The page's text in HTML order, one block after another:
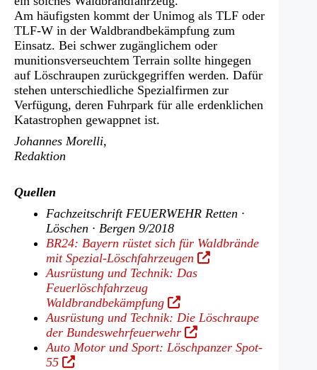
Am häufigsten kommt der Unimog als TLF oder
TLF-W in der Waldbrandbekämpfung zum
Einsatz. Bei schwer zugänglichem oder
munitionsverseuchtem Terrain sollte hingegen
auf Löschraupen zurückgegriffen werden. Dafür
stehen unterschiedliche Spezialfirmen zur
Verfügung, deren Fuhrpark für alle erdenklichen
Katastrophen gewappnet ist.
Johannes Morelli,
Redaktion
Quellen
Fachzeitschrift FEUERWEHR Retten ·
Löschen · Bergen 9/2018
BR24: Bayern rüstet sich für Waldbrände
mit Spezial-Löschfahrzeugen (Öffnet
in
Tab)
Ausrüstung und Technik: Das
Feuerlöschfahrzeug
Waldbrandbekämpfung(Öffnet
in
einem
neuen
Ausrüstung und Technik: Die Löschraupe
der Bundeswehrfeuerwehr(Öffnet
in
Auto Motor und Sport: Löschpanzer Spot-
55(Öffnet